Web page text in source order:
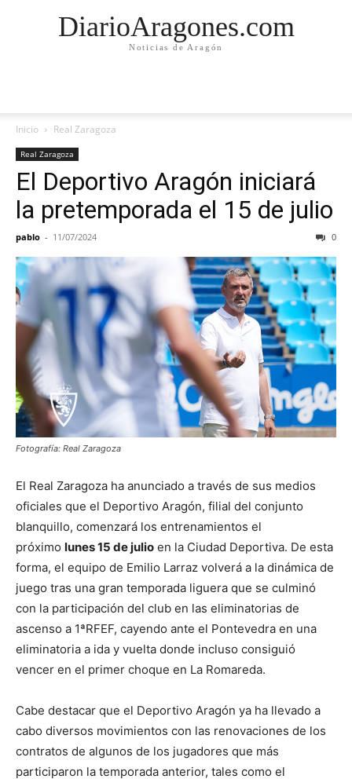
DiarioAragones.com
Noticias de Aragón
Inicio Real Zaragoza
Real Zaragoza
El Deportivo Aragón iniciará
la pretemporada el 15 de julio
pablo - 11/07/2024 0
Fotografía: Real Zaragoza
El Real Zaragoza ha anunciado a través de sus medios
oficiales que el Deportivo Aragón, filial del conjunto
blanquillo, comenzará los entrenamientos el
próximo lunes 15 de julio en la Ciudad Deportiva. De esta
forma, el equipo de Emilio Larraz volverá a la dinámica de
juego tras una gran temporada liguera que se culminó
con la participación del club en las eliminatorias de
ascenso a 1ªRFEF, cayendo ante el Pontevedra en una
eliminatoria a ida y vuelta donde incluso consiguió
vencer en el primer choque en La Romareda.
Cabe destacar que el Deportivo Aragón ya ha llevado a
cabo diversos movimientos con las renovaciones de los
contratos de algunos de los jugadores que más
participaron la temporada anterior, tales como el